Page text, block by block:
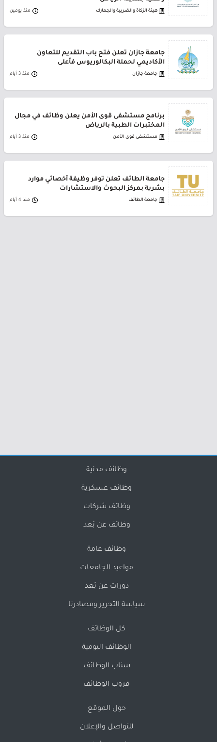
هيئة الزكاة والضريبة والجمارك منذ يومين
جامعة جازان تعلن فتح باب التقديم للتعاون
الأكاديمي لحملة البكالوريوس فأعلى
جامعة جازان منذ 3 أيام
برنامج مستشفى قوى الأمن يعلن وظائف في مجال
المختبرات الطبية بالرياض
مستشفى قوى الأمن منذ 3 أيام
جامعة الطائف تعلن توفر وظيفة أخصائي موارد
بشرية بمركز البحوث والاستشارات
جامعة الطائف منذ 4 أيام
وظائف مدنية
وظائف عسكرية
وظائف شركات
وظائف عن بُعد
وظائف عامة
مواعيد الجامعات
دورات عن بُعد
سياسة التحرير ومصادرنا
كل الوظائف
الوظائف اليومية
سناب الوظائف
قروب الوظائف
حول الموقع
للتواصل والإعلان